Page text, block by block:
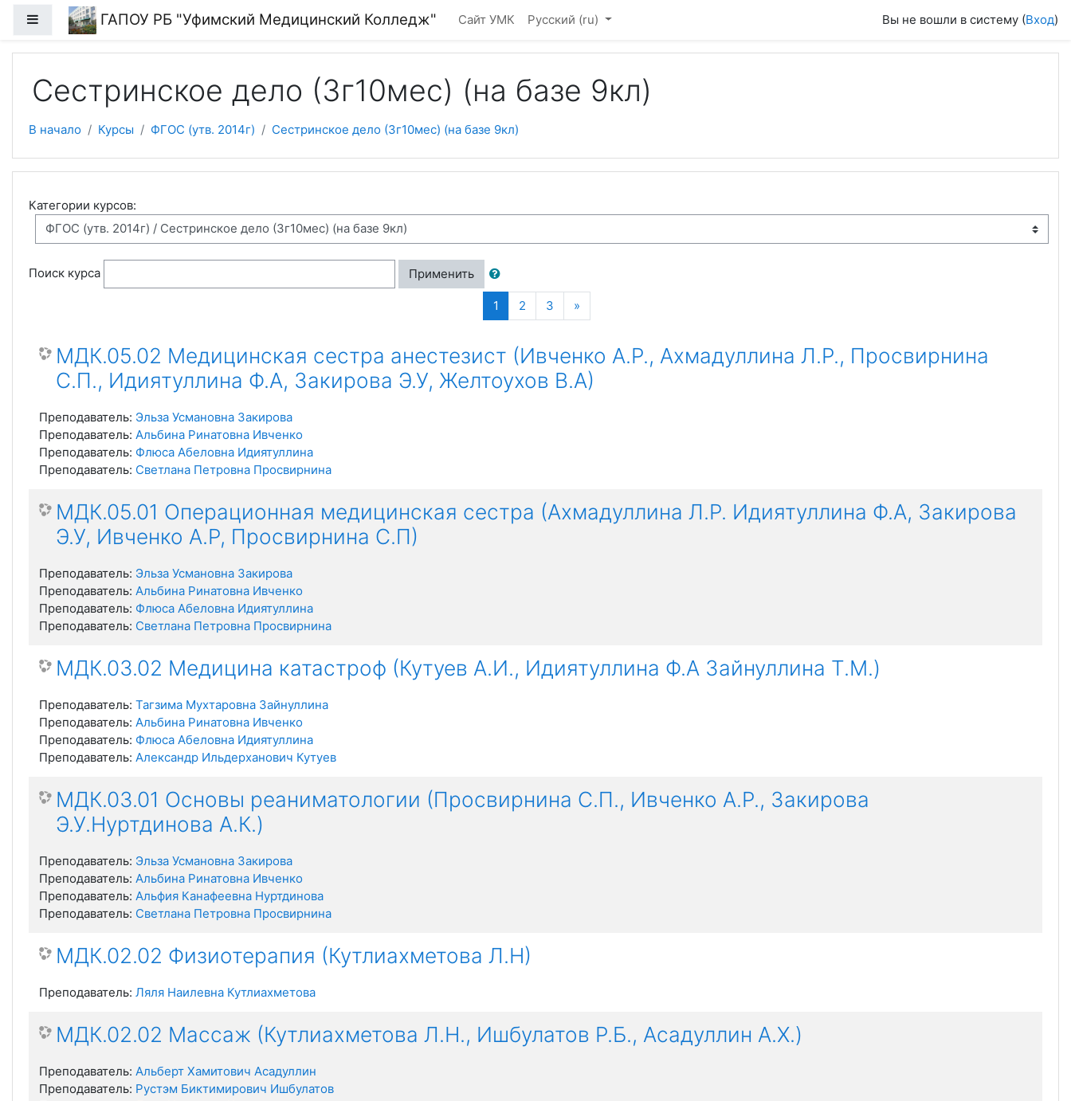
Перейти к основному содержанию
Боковая панельГАПОУ РБ "Уфимский Медицинский Колледж" Сайт УМК Русский ‎(ru)‎ Вы не вошли в систему (Вход)
Сестринское дело (3г10мес) (на базе 9кл)
В начало Курсы ФГОС (утв. 2014г) Сестринское дело (3г10мес) (на базе 9кл)
Категории курсов:
Поиск курса Применить
1 (текущая)
2 3 »
МДК.05.02 Медицинская сестра анестезист (Ивченко А.Р., Ахмадуллина Л.Р., Просвирнина
С.П., Идиятуллина Ф.А, Закирова Э.У, Желтоухов В.А)
Преподаватель: Эльза Усмановна Закирова
Преподаватель: Альбина Ринатовна Ивченко
Преподаватель: Флюса Абеловна Идиятуллина
Преподаватель: Светлана Петровна Просвирнина
МДК.05.01 Операционная медицинская сестра (Ахмадуллина Л.Р. Идиятуллина Ф.А, Закирова
Э.У, Ивченко А.Р, Просвирнина С.П)
Преподаватель: Эльза Усмановна Закирова
Преподаватель: Альбина Ринатовна Ивченко
Преподаватель: Флюса Абеловна Идиятуллина
Преподаватель: Светлана Петровна Просвирнина
МДК.03.02 Медицина катастроф (Кутуев А.И., Идиятуллина Ф.А Зайнуллина Т.М.)
Преподаватель: Тагзима Мухтаровна Зайнуллина
Преподаватель: Альбина Ринатовна Ивченко
Преподаватель: Флюса Абеловна Идиятуллина
Преподаватель: Александр Ильдерханович Кутуев
МДК.03.01 Основы реаниматологии (Просвирнина С.П., Ивченко А.Р., Закирова
Э.У.Нуртдинова А.К.)
Преподаватель: Эльза Усмановна Закирова
Преподаватель: Альбина Ринатовна Ивченко
Преподаватель: Альфия Канафеевна Нуртдинова
Преподаватель: Светлана Петровна Просвирнина
МДК.02.02 Физиотерапия (Кутлиахметова Л.Н)
Преподаватель: Ляля Наилевна Кутлиахметова
МДК.02.02 Массаж (Кутлиахметова Л.Н., Ишбулатов Р.Б., Асадуллин А.Х.)
Преподаватель: Альберт Хамитович Асадуллин
Преподаватель: Рустэм Биктимирович Ишбулатов